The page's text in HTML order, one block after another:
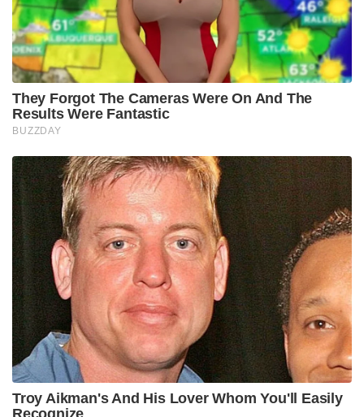
They Forgot The Cameras Were On And The
Results Were Fantastic
BUZZDAY
Troy Aikman's And His Lover Whom You'll Easily
Recognize